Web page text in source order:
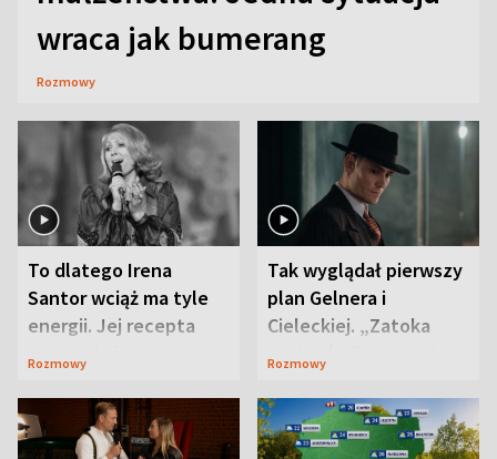
wraca jak bumerang
Rozmowy
To dlatego Irena
Santor wciąż ma tyle
energii. Jej recepta
jest zaskakująco
Rozmowy
Tak wyglądał pierwszy
plan Gelnera i
Cieleckiej. „Zatoka
szpiegów” od razu ich
Rozmowy